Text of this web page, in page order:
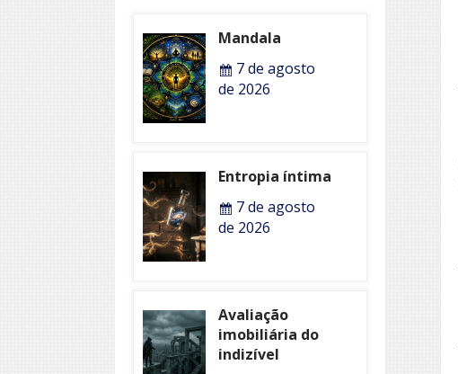
Mandala
7 de agosto
de 2026
Entropia íntima
7 de agosto
de 2026
Avaliação
imobiliária do
indizível